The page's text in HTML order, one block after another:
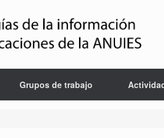
Grupos de trabajo